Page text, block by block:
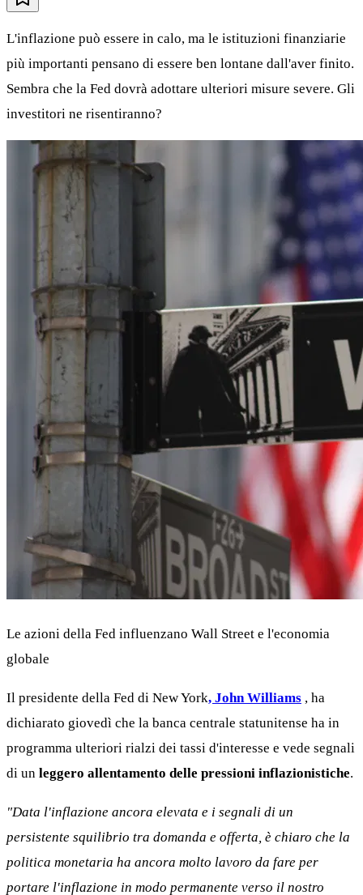
L'inflazione può essere in calo, ma le istituzioni finanziarie
più importanti pensano di essere ben lontane dall'aver finito.
Sembra che la Fed dovrà adottare ulteriori misure severe. Gli
investitori ne risentiranno?
Le azioni della Fed influenzano Wall Street e l'economia
globale
Il presidente della Fed di New York, John Williams , ha
dichiarato giovedì che la banca centrale statunitense ha in
programma ulteriori rialzi dei tassi d'interesse e vede segnali
di un leggero allentamento delle pressioni inflazionistiche.
"Data l'inflazione ancora elevata e i segnali di un
persistente squilibrio tra domanda e offerta, è chiaro che la
politica monetaria ha ancora molto lavoro da fare per
portare l'inflazione in modo permanente verso il nostro